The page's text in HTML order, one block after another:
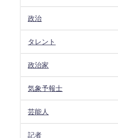
政治
タレント
政治家
気象予報士
芸能人
記者